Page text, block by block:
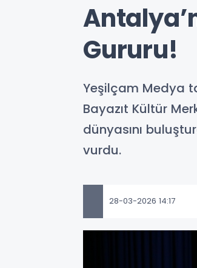
Gururu!
Yeşilçam Medya
Bayazıt Kültür
dünyasını
vurdu.
28-03-2026 14:17